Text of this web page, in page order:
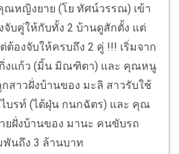
ณหญิงยาย (โย ทัศน์วรรณ) เข้า
จับคู่ให้กับทั้ง 2 บ้านดูสักตั้ง แต่
ต้องจับให้ครบถึง 2 คู่ !!! เริ่มจาก
แก้ว (มิ้น มิณฑิตา) และ คุณหนู
สาวฝั่งบ้านของ มะลิ สาวรับใช้
บรท์ (ไต้ฝุ่น กนกฉัตร) และ คุณ
ยฝั่งบ้านของ มานะ คนขับรถ
พันถึง 3 ล้านบาท